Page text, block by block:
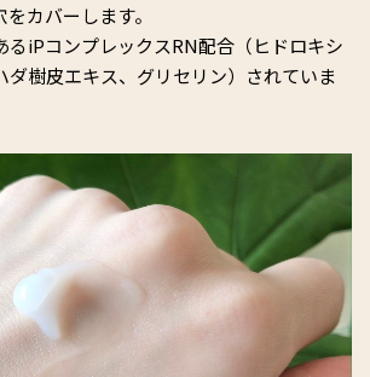
カバーします。
るiPコンプレックスRN配合（ヒドロキシ
ダ樹皮エキス、グリセリン）されていま